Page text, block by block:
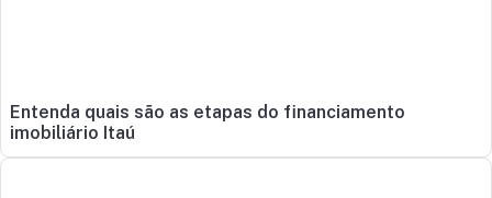
Entenda quais são as etapas do financiamento
imobiliário Itaú